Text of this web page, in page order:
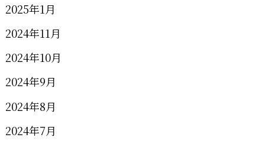
2025年1月
2024年11月
2024年10月
2024年9月
2024年8月
2024年7月